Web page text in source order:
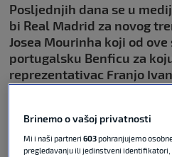
Posljednjih dana se u
bi Real Madrid za novog
Josea Mourinha koji od ove
portugalsku Benficu za
reprezentativac Franjo
Fabrizio Romanoobjavio
koraci prema tom poslu.
Brinemo o vašoj privatnosti
Mi i naši partneri603pohranjujemo
pregledavanju ili jedinstveni identifikatori,